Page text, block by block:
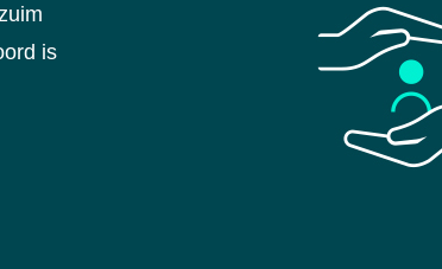
is